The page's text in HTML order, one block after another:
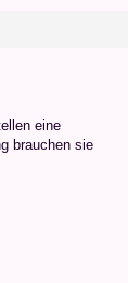
eine
brauchen sie